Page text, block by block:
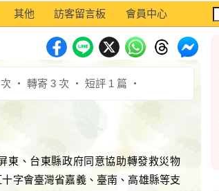
其他 訪客留言板 會員中心
‧ 轉寄 3 次 ‧ 短評 1 篇 ‧
東、台東縣政府同意協助轉發救災物
字會臺灣省嘉義、臺南、高雄縣等支